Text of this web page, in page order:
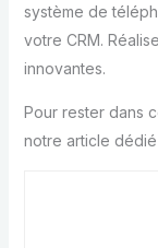
système de
votre CRM.
innovantes.
Pour rester dans
notre article